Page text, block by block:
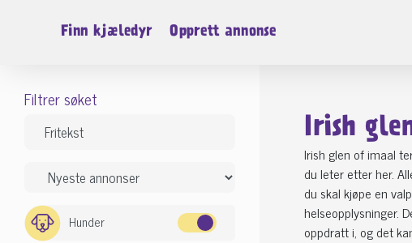
Finn kjæledyr Opprett annonse
Filtrer søket
Hunder
Irish
Irish glen of imaal
du leter etter her.
du skal kjøpe en
helseopplysninger.
oppdratt i, og det